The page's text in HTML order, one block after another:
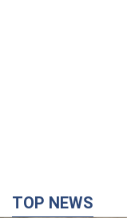
TOP NEWS